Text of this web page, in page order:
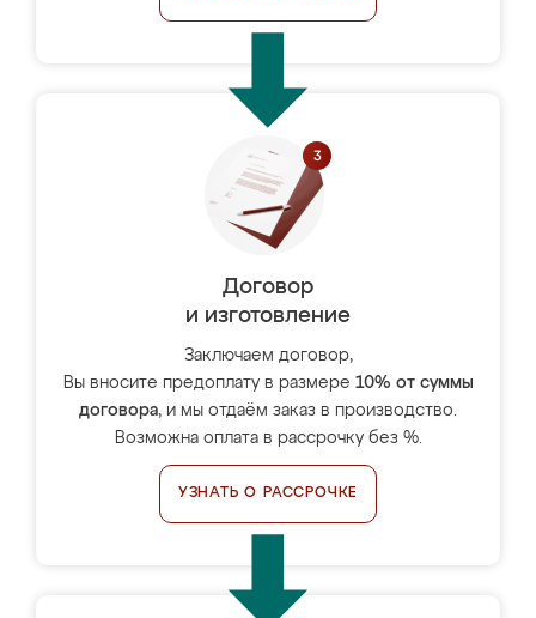
Договор
и изготовление
Заключаем договор,
Вы вносите предоплату в размере 10% от суммы
договора, и мы отдаём заказ в производство.
Возможна оплата в рассрочку без %.
УЗНАТЬ О РАССРОЧКЕ